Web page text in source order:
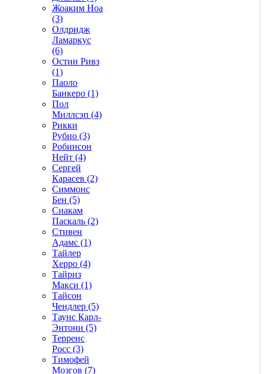
Жоаким Ноа
(3)
Олдридж
Ламаркус
(6)
Остин Ривз
(1)
Паоло
Банкеро (1)
Пол
Миллсэп (4)
Рикки
Рубио (3)
Робинсон
Нейт (4)
Сергей
Карасев (2)
Симмонс
Бен (5)
Сиакам
Паскаль (2)
Стивен
Адамс (1)
Тайлер
Херро (4)
Тайриз
Макси (1)
Тайсон
Чендлер (5)
Таунс Карл-
Энтони (5)
Терренс
Росс (3)
Тимофей
Мозгов (7)